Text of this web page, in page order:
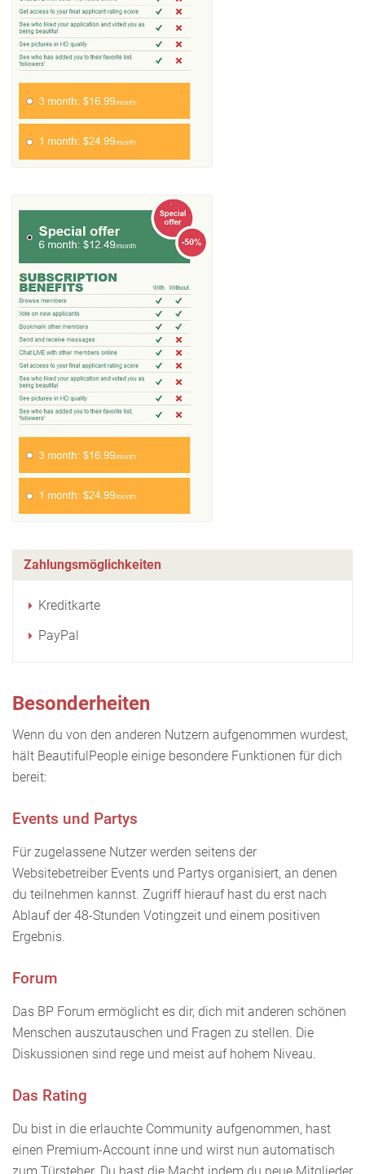
Zahlungsmöglichkeiten
Kreditkarte
PayPal
Besonderheiten
Wenn du von den anderen Nutzern aufgenommen wurdest,
hält BeautifulPeople einige besondere Funktionen für dich
bereit:
Events und Partys
Für zugelassene Nutzer werden seitens der
Websitebetreiber Events und Partys organisiert, an denen
du teilnehmen kannst. Zugriff hierauf hast du erst nach
Ablauf der 48-Stunden Votingzeit und einem positiven
Ergebnis.
Forum
Das BP Forum ermöglicht es dir, dich mit anderen schönen
Menschen auszutauschen und Fragen zu stellen. Die
Diskussionen sind rege und meist auf hohem Niveau.
Das Rating
Du bist in die erlauchte Community aufgenommen, hast
einen Premium-Account inne und wirst nun automatisch